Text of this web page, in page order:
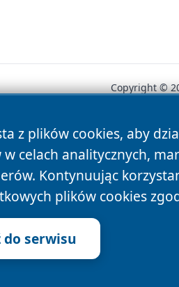
z plików cookies, aby
celach analitycznych,
Kontynuując
plików cookies
do serwisu
Copyright ©
News